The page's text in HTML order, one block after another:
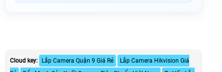
Cloud key: Lắp Camera Quận 9 Giá Rẻ
Lắp Camera Hikvision Giá